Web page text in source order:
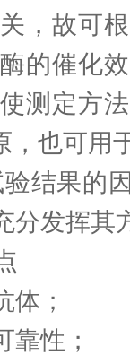
，故可
的催化
测定方
，也可用
结果的
分发挥其
体；
靠性；